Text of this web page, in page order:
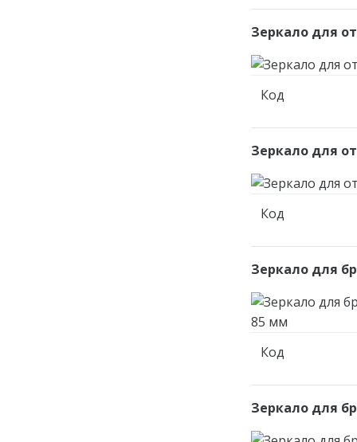
Зеркало для
Код
Зеркало для
Код
Зеркало для
Код
Зеркало для